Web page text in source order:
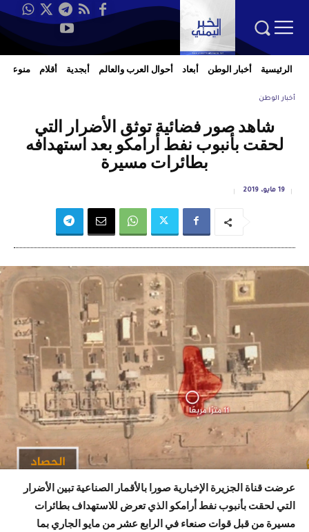
الرئيسية أخبار الوطن أبعاد أحوال العرب والعالم أبجدية أقلام منوعات
أخبار الوطن
شاهد صور فضائية توثق الأضرار التي
لحقت بأنبوب نفط أرامكو بعد استهدافه
بطائرات مسيرة
19 مايو، 2019
عرضت قناة الجزيرة الإخبارية صورا بالأقمار الصناعية تبين الأضرار
التي لحقت بأنبوب نفط أرامكو الذي تعرض للاستهداف بطائرات
مسيرة من قبل قوات صنعاء في الرابع عشر من مايو الجاري بما